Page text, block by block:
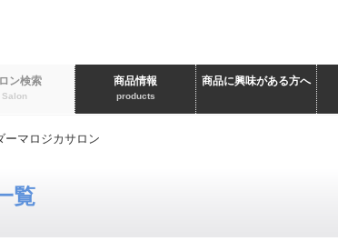
ン検索
Salon
商品情報
products
商品に興味がある方へ
マロジカサロン
覧